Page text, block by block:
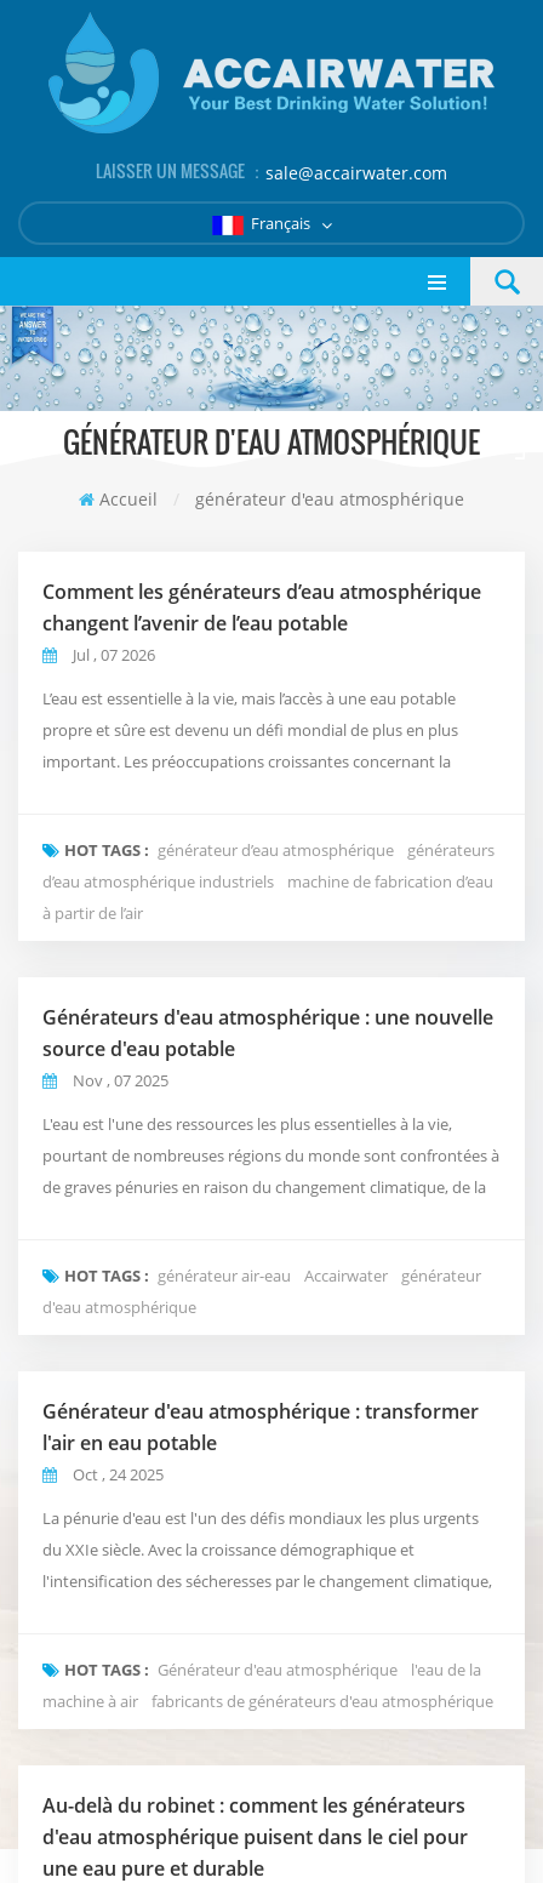
LAISSER UN MESSAGE ： sale@accairwater.com
Français
GÉNÉRATEUR D'EAU ATMOSPHÉRIQUE
Accueil / générateur d'eau atmosphérique
Comment les générateurs d’eau atmosphérique
changent l’avenir de l’eau potable
Jul , 07 2026
L’eau est essentielle à la vie, mais l’accès à une eau potable
propre et sûre est devenu un défi mondial de plus en plus
important. Les préoccupations croissantes concernant la
à explorer de nouvelles façons plus intelligentes d’obtenir de
l’eau potable. Une solution i...
HOT TAGS : générateur d’eau atmosphérique
générateurs
d’eau atmosphérique industriels
machine de fabrication d’eau
à partir de l’air
Générateurs d'eau atmosphérique : une nouvelle
source d'eau potable
Nov , 07 2025
L'eau est l'une des ressources les plus essentielles à la vie,
pourtant de nombreuses régions du monde sont confrontées à
de graves pénuries en raison du changement climatique, de la
technologie innovante qui transforme l'humidité de l'air en eau
potable saine. Fonctionnement des AWG ...
HOT TAGS : générateur air-eau Accairwater
générateur
d'eau atmosphérique
Générateur d'eau atmosphérique : transformer
l'air en eau potable
Oct , 24 2025
La pénurie d'eau est l'un des défis mondiaux les plus urgents
du XXIe siècle. Avec la croissance démographique et
l'intensification des sécheresses par le changement climatique,
domaine est la Générateur d'eau atmosphérique (AWG) — un
appareil qui extrait l’eau potable directeme...
HOT TAGS : Générateur d'eau atmosphérique
l'eau de la
machine à air
fabricants de générateurs d'eau atmosphérique
Au-delà du robinet : comment les générateurs
d'eau atmosphérique puisent dans le ciel pour
une eau pure et durable